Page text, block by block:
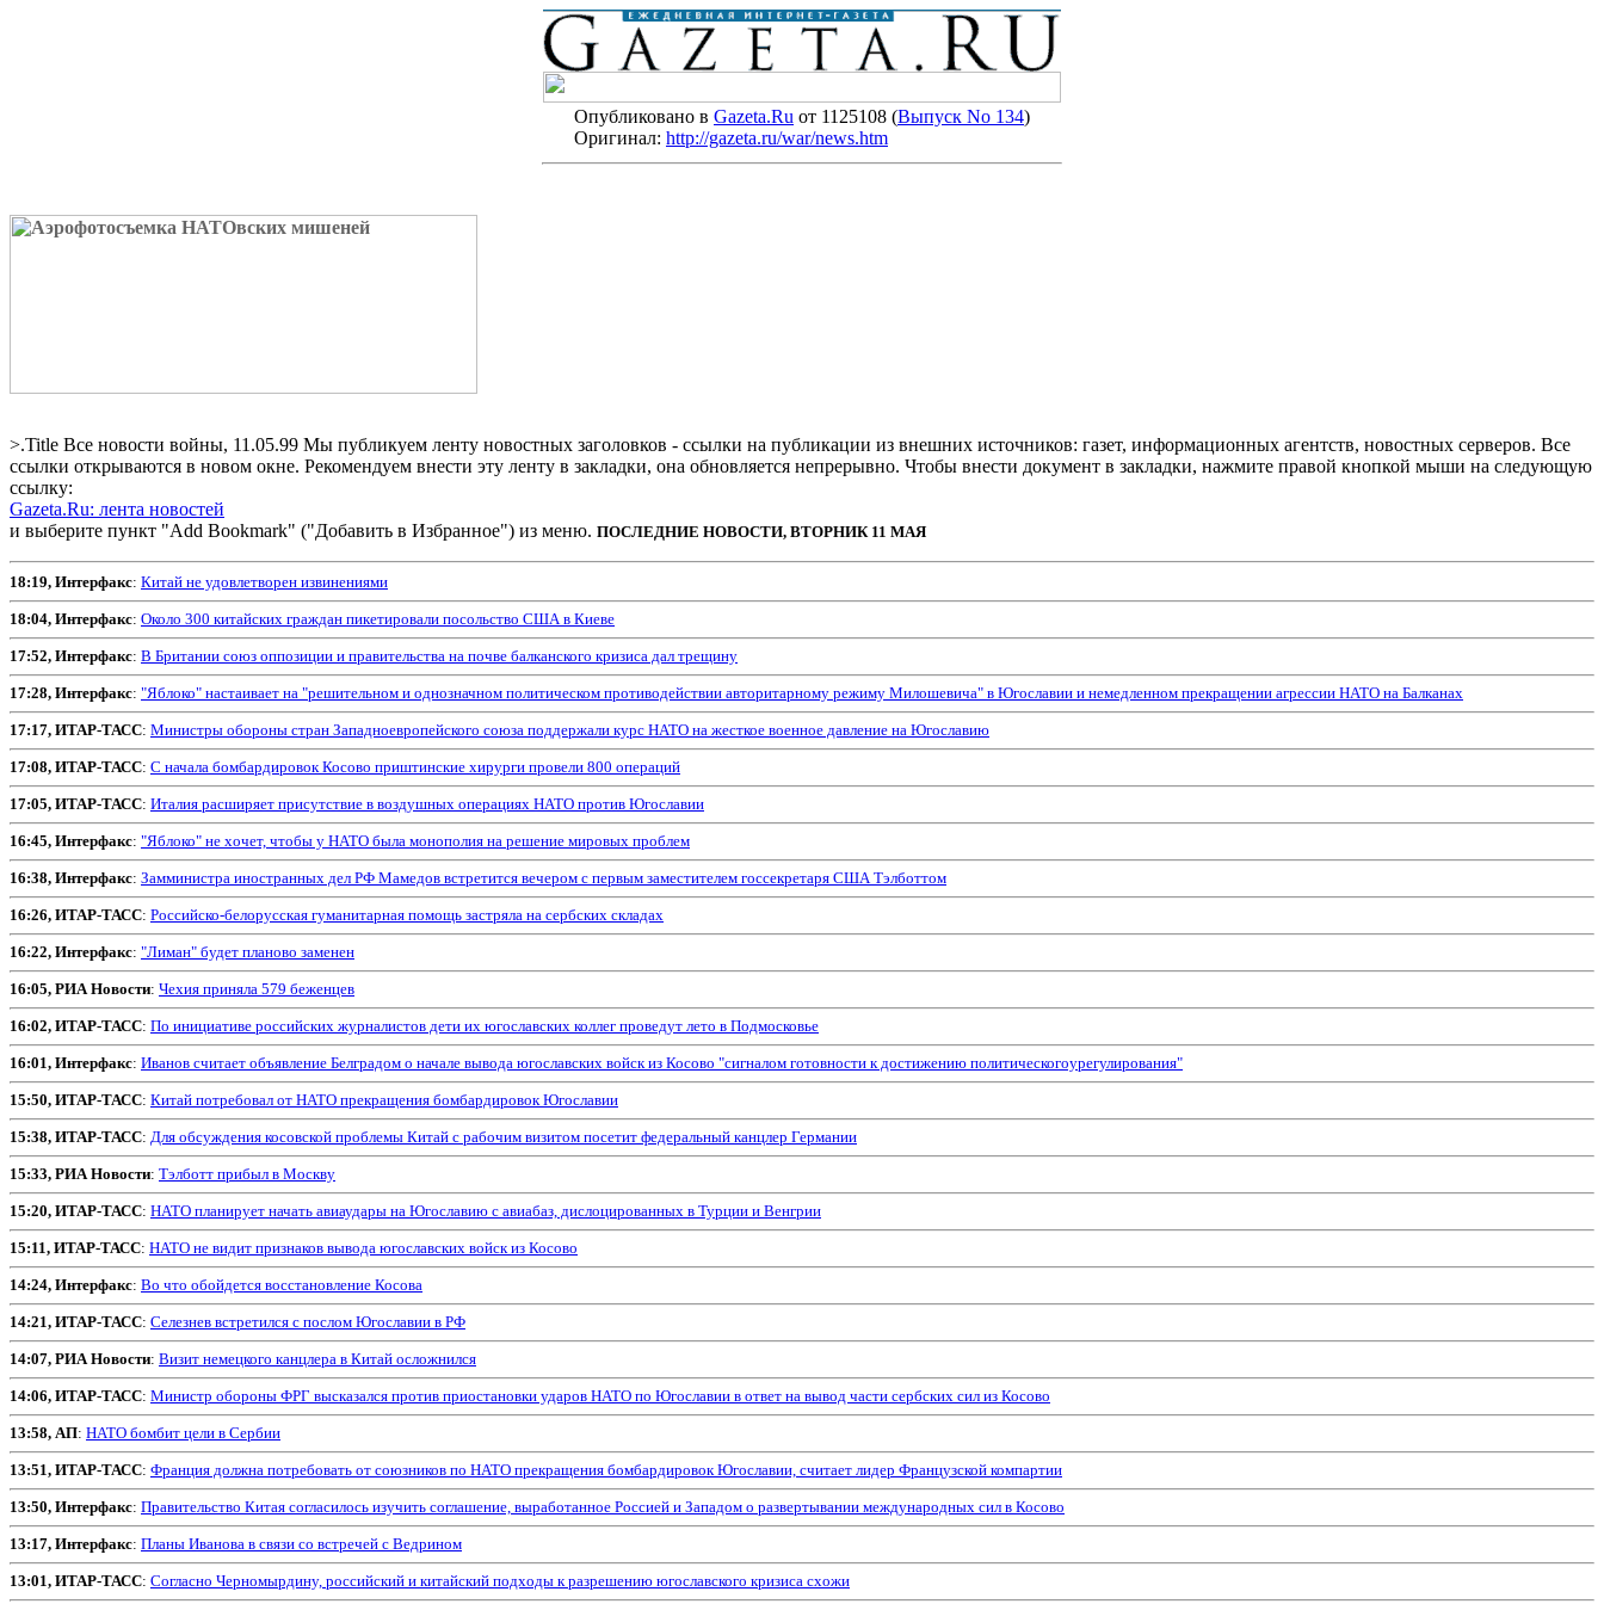
Опубликовано в Gazeta.Ru от 1125108 (Выпуск No 134)
Оригинал: http://gazeta.ru/war/news.htm
>.Title Все новости войны, 11.05.99 Мы публикуем ленту новостных заголовков - ссылки на публикации из внешних источников: газет, информационных агентств, новостных серверов. Все
ссылки открываются в новом окне. Рекомендуем внести эту ленту в закладки, она обновляется непрерывно. Чтобы внести документ в закладки, нажмите правой кнопкой мыши на следующую
ссылку:
Gazeta.Ru: лента новостей
и выберите пункт "Add Bookmark" ("Добавить в Избранное") из меню. ПОСЛЕДНИЕ НОВОСТИ, ВТОРНИК 11 МАЯ
18:19, Интерфакс: Китай не удовлетворен извинениями
18:04, Интерфакс: Около 300 китайcких граждан пикетировали посольство США в Киеве
17:52, Интерфакс: В Британии союз оппозиции и правительства на почве балканского кризиса дал трещину
17:28, Интерфакс: "Яблоко" настаивает на "решительном и однозначном политическом противодействии авторитарному режиму Милошевича" в Югославии и немедленном прекращении агрессии НАТО на Балканах
17:17, ИТАР-ТАСС: Министры обороны стран Западноевропейского союза поддержали курс НАТО на жесткое военное давление на Югославию
17:08, ИТАР-ТАСС: С начала бомбардировок Косово приштинские хирурги провели 800 операций
17:05, ИТАР-ТАСС: Италия расширяет присутствие в воздушных операциях НАТО против Югославии
16:45, Интерфакс: "Яблоко" не хочет, чтобы у НАТО была монополия на решение мировых проблем
16:38, Интерфакс: Замминистра иностранных дел РФ Мамедов встретится вечером с первым заместителем госсекретаря США Тэлботтом
16:26, ИТАР-ТАСС: Российско-белорусская гуманитарная помощь застряла на сербских складах
16:22, Интерфакс: "Лиман" будет планово заменен
16:05, РИА Новости: Чехия приняла 579 беженцев
16:02, ИТАР-ТАСС: По инициативе российских журналистов дети их югославских коллег проведут лето в Подмосковье
16:01, Интерфакс: Иванов считает объявление Белградом о начале вывода югославских войск из Косово "сигналом готовности к достижению политическогоурегулирования"
15:50, ИТАР-ТАСС: Китай потребовал от НАТО прекращения бомбардировок Югославии
15:38, ИТАР-ТАСС: Для обсуждения косовской проблемы Китай с рабочим визитом посетит федеральный канцлер Германии
15:33, РИА Новости: Тэлботт прибыл в Москву
15:20, ИТАР-ТАСС: НАТО планирует начать авиаудары на Югославию с авиабаз, дислоцированных в Турции и Венгрии
15:11, ИТАР-ТАСС: НАТО не видит признаков вывода югославских войск из Косово
14:24, Интерфакс: Во что обойдется восстановление Косова
14:21, ИТАР-ТАСС: Селезнев встретился с послом Югославии в РФ
14:07, РИА Новости: Визит немецкого канцлера в Китай осложнился
14:06, ИТАР-ТАСС: Министр обороны ФРГ высказался против приостановки ударов НАТО по Югославии в ответ на вывод части сербских сил из Косово
13:58, АП: НАТО бомбит цели в Сербии
13:51, ИТАР-ТАСС: Франция должна потребовать от союзников по НАТО прекращения бомбардировок Югославии, считает лидер Французской компартии
13:50, Интерфакс: Правительство Китая согласилось изучить соглашение, выработанное Россией и Западом о развертывании международных сил в Косово
13:17, Интерфакс: Планы Иванова в связи со встречей с Ведрином
13:01, ИТАР-ТАСС: Согласно Черномырдину, российский и китайский подходы к разрешению югославского кризиса схожи